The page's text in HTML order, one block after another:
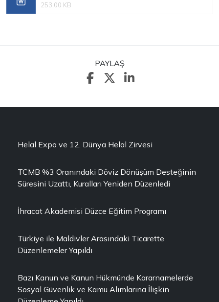
253,00 KB
PAYLAŞ
Helal Expo ve 12. Dünya Helal Zirvesi
TCMB %3 Oranındaki Döviz Dönüşüm Desteğinin
Süresini Uzattı, Kuralları Yeniden Düzenledi
İhracat Akademisi Düzce Eğitim Programı
Türkiye ile Maldivler Arasındaki Ticarette
Düzenlemeler Yapıldı
Bazı Kanun ve Kanun Hükmünde Kararnamelerde
Sosyal Güvenlik ve Kamu Alımlarına İlişkin